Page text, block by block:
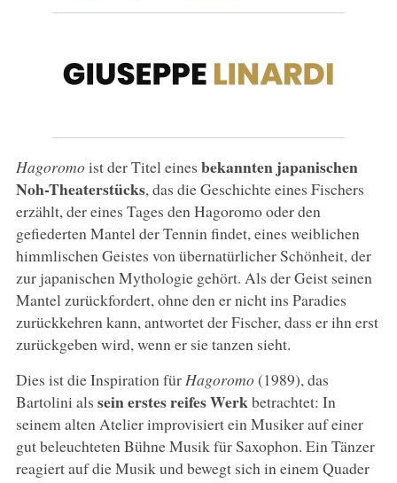
Hagoromoist der Titel eines bekannten japanischen
Noh-Theaterstücks, das die Geschichte eines Fischers
erzählt, der eines Tages den Hagoromo oder den
gefiederten Mantel der Tennin findet, eines weiblichen
himmlischen Geistes von übernatürlicher Schönheit, der
zur japanischen Mythologie gehört. Als der Geist seinen
Mantel zurückfordert, ohne den er nicht ins Paradies
zurückkehren kann, antwortet der Fischer, dass er ihn erst
zurückgeben wird, wenn er sie tanzen sieht.
Dies ist die Inspiration fürHagoromo(1989), das
Bartolini als sein erstes reifes Werkbetrachtet: In
seinem alten Atelier improvisiert ein Musiker auf einer
gut beleuchteten Bühne Musik für Saxophon. Ein Tänzer
reagiert auf die Musik und bewegt sich in einem Quader